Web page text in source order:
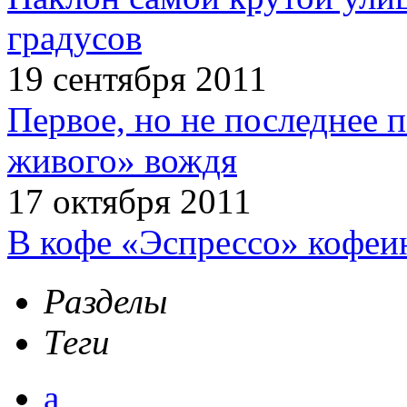
градусов
19 сентября 2011
Первое, но не последнее
живого» вождя
17 октября 2011
В кофе «Эспрессо»
Разделы
Теги
а